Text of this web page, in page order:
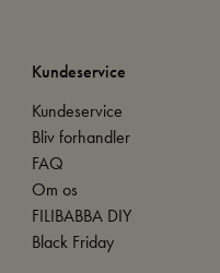
Kundeservice
Kundeservice
Bliv forhandler
FAQ
Om os
FILIBABBA DIY
Black Friday